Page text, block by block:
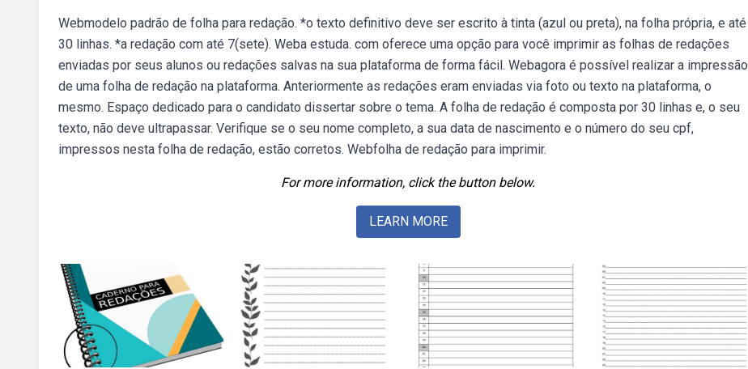
Webmodelo padrão de folha para redação. *o texto definitivo deve ser escrito à tinta (azul ou preta), na folha própria, e até
30 linhas. *a redação com até 7(sete). Weba estuda. com oferece uma opção para você imprimir as folhas de redações
enviadas por seus alunos ou redações salvas na sua plataforma de forma fácil. Webagora é possível realizar a impressão
de uma folha de redação na plataforma. Anteriormente as redações eram enviadas via foto ou texto na plataforma, o
mesmo. Espaço dedicado para o candidato dissertar sobre o tema. A folha de redação é composta por 30 linhas e, o seu
texto, não deve ultrapassar. Verifique se o seu nome completo, a sua data de nascimento e o número do seu cpf,
impressos nesta folha de redação, estão corretos. Webfolha de redação para imprimir.
For more information, click the button below.
LEARN MORE